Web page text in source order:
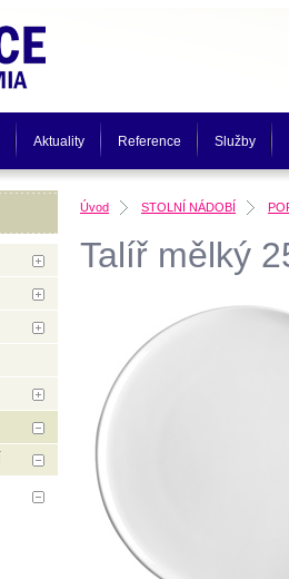
Aktuality Reference Služby
Úvod STOLNÍ NÁDOBÍ
Talíř mělký